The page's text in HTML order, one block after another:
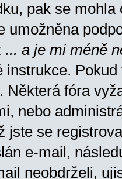
pak se
umožněna
... a je mi méně
instrukce.
Některá fóra
nebo
jste se
e-mail,
neobdrželi,